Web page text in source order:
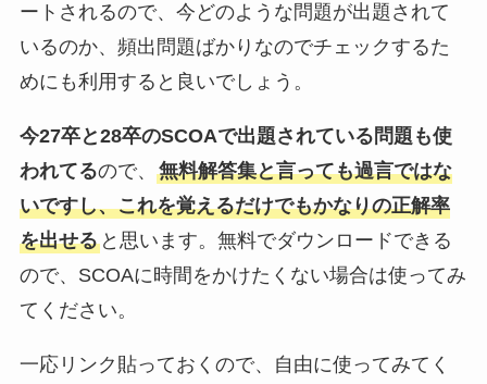
ートされるので、今どのような問題が出題されて
いるのか、頻出問題ばかりなのでチェックするた
めにも利用すると良いでしょう。
今27卒と28卒のSCOAで出題されている問題も使
われてるので、 無料解答集と言っても過言ではな
いですし、これを覚えるだけでもかなりの正解率
を出せると思います。無料でダウンロードできる
ので、SCOAに時間をかけたくない場合は使ってみ
てください。
一応リンク貼っておくので、自由に使ってみてく